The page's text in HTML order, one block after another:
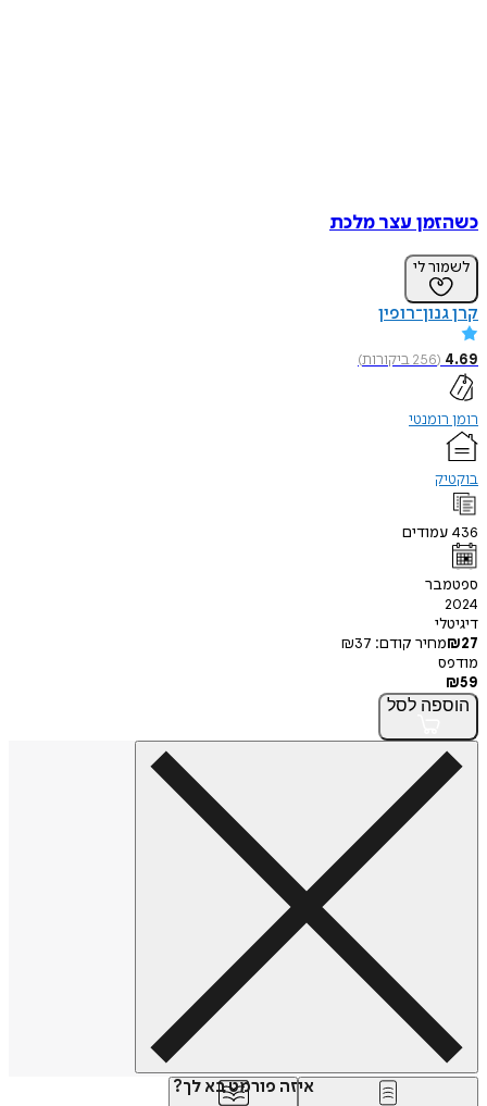
כשהזמן עצר מלכת
לשמור לי
קרן גנון־רופין
4.69
(
256ביקורות)
רומן רומנטי
בוקטיק
436 עמודים
ספטמבר
2024
דיגיטלי
₪27 מחיר קודם: ₪37
מודפס
₪59
הוספה לסל
איזה פורמט בא לך?